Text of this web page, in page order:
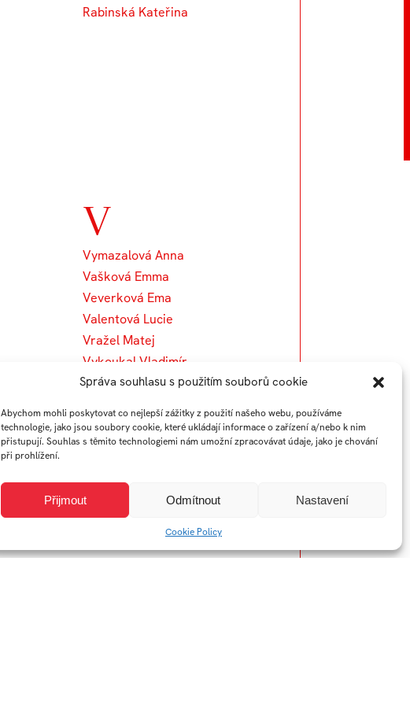
Správa souhlasu s použitím souborů cookie
Abychom mohli poskytovat co nejlepší zážitky z použití našeho webu, používáme
technologie, jako jsou soubory cookie, které ukládají informace o zařízení a/nebo k nim
přistupují. Souhlas s těmito technologiemi nám umožní zpracovávat údaje, jako je chování
při prohlížení.
Přijmout Odmítnout Nastavení
Cookie Policy
Rabinská Kateřina
V
Vymazalová Anna
Vašková Emma
Veverková Ema
Valentová Lucie
Vražel Matej
Vykoukal Vladimír